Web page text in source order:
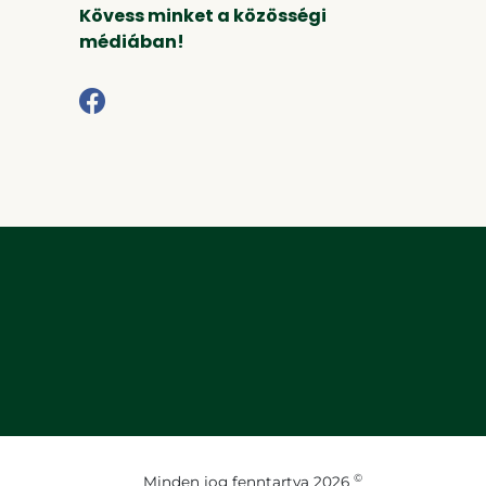
Kövess minket a közösségi
médiában!
Minden jog fenntartva 2026 ©